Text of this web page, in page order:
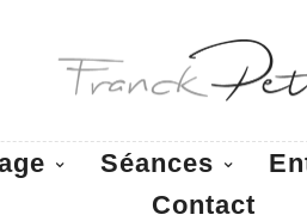
Séances
Contact